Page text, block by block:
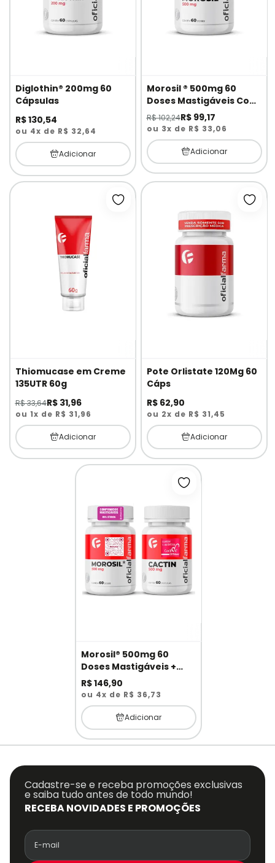
Diglothin® 200mg 60
Cápsulas
R$ 130,54
ou 4x de R$ 32,64
Adicionar
Morosil ® 500mg 60
Doses Mastigáveis Com
Selo de Autenticidade
R$ 102,24R$ 99,17
ou 3x de R$ 33,06
Adicionar
Thiomucase em Creme
135UTR 60g
R$ 33,64R$ 31,96
ou 1x de R$ 31,96
Adicionar à lista de desejos
Adicionar
Pote Orlistate 120Mg 60
Cáps
R$ 62,90
ou 2x de R$ 31,45
Adicionar
Morosil® 500mg 60
Doses Mastigáveis +
Cactin 500mg 60
Cápsulas
R$ 146,90
ou 4x de R$ 36,73
Adicionar à lista
Adicionar
RECEBA NOVIDADES E PROMOÇÕES
Cadastre-se e receba promoções exclusivas
e saiba tudo antes de todo mundo!